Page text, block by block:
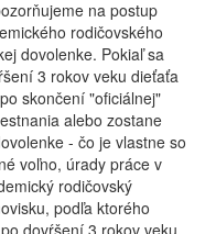
na postup
rodičovského
dovolenke. Pokiaľ sa
3 rokov veku dieťaťa
skončení "oficiálnej"
alebo zostane
- čo je vlastne so
voľno, úrady práce v
rodičovský
podľa ktorého
dovŕšení 3 rokov veku